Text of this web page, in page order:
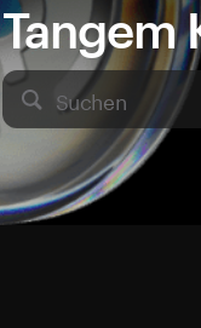
Tangem
Suchen